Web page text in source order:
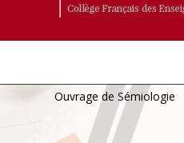
Ouvrage de Sémiologie